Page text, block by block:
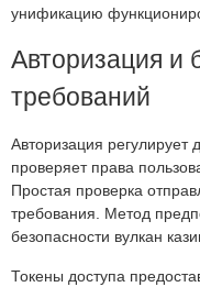
унификацию
Авторизация и
требований
Авторизация регулирует
проверяет права
Простая проверка
требования. Метод
безопасности вулкан
Токены доступа